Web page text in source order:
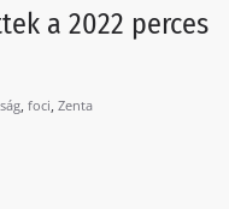
a 2022 perces
,foci,Zenta